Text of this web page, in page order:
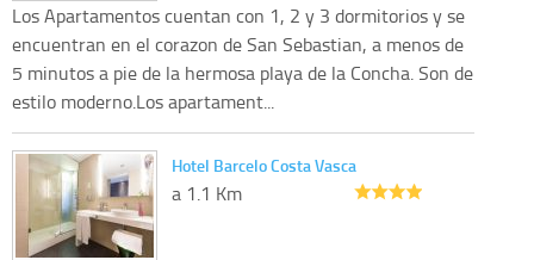
Los Apartamentos cuentan con 1, 2 y 3 dormitorios y se
encuentran en el corazon de San Sebastian, a menos de
5 minutos a pie de la hermosa playa de la Concha. Son de
estilo moderno.Los apartament...
Hotel Barcelo Costa Vasca
a 1.1 Km